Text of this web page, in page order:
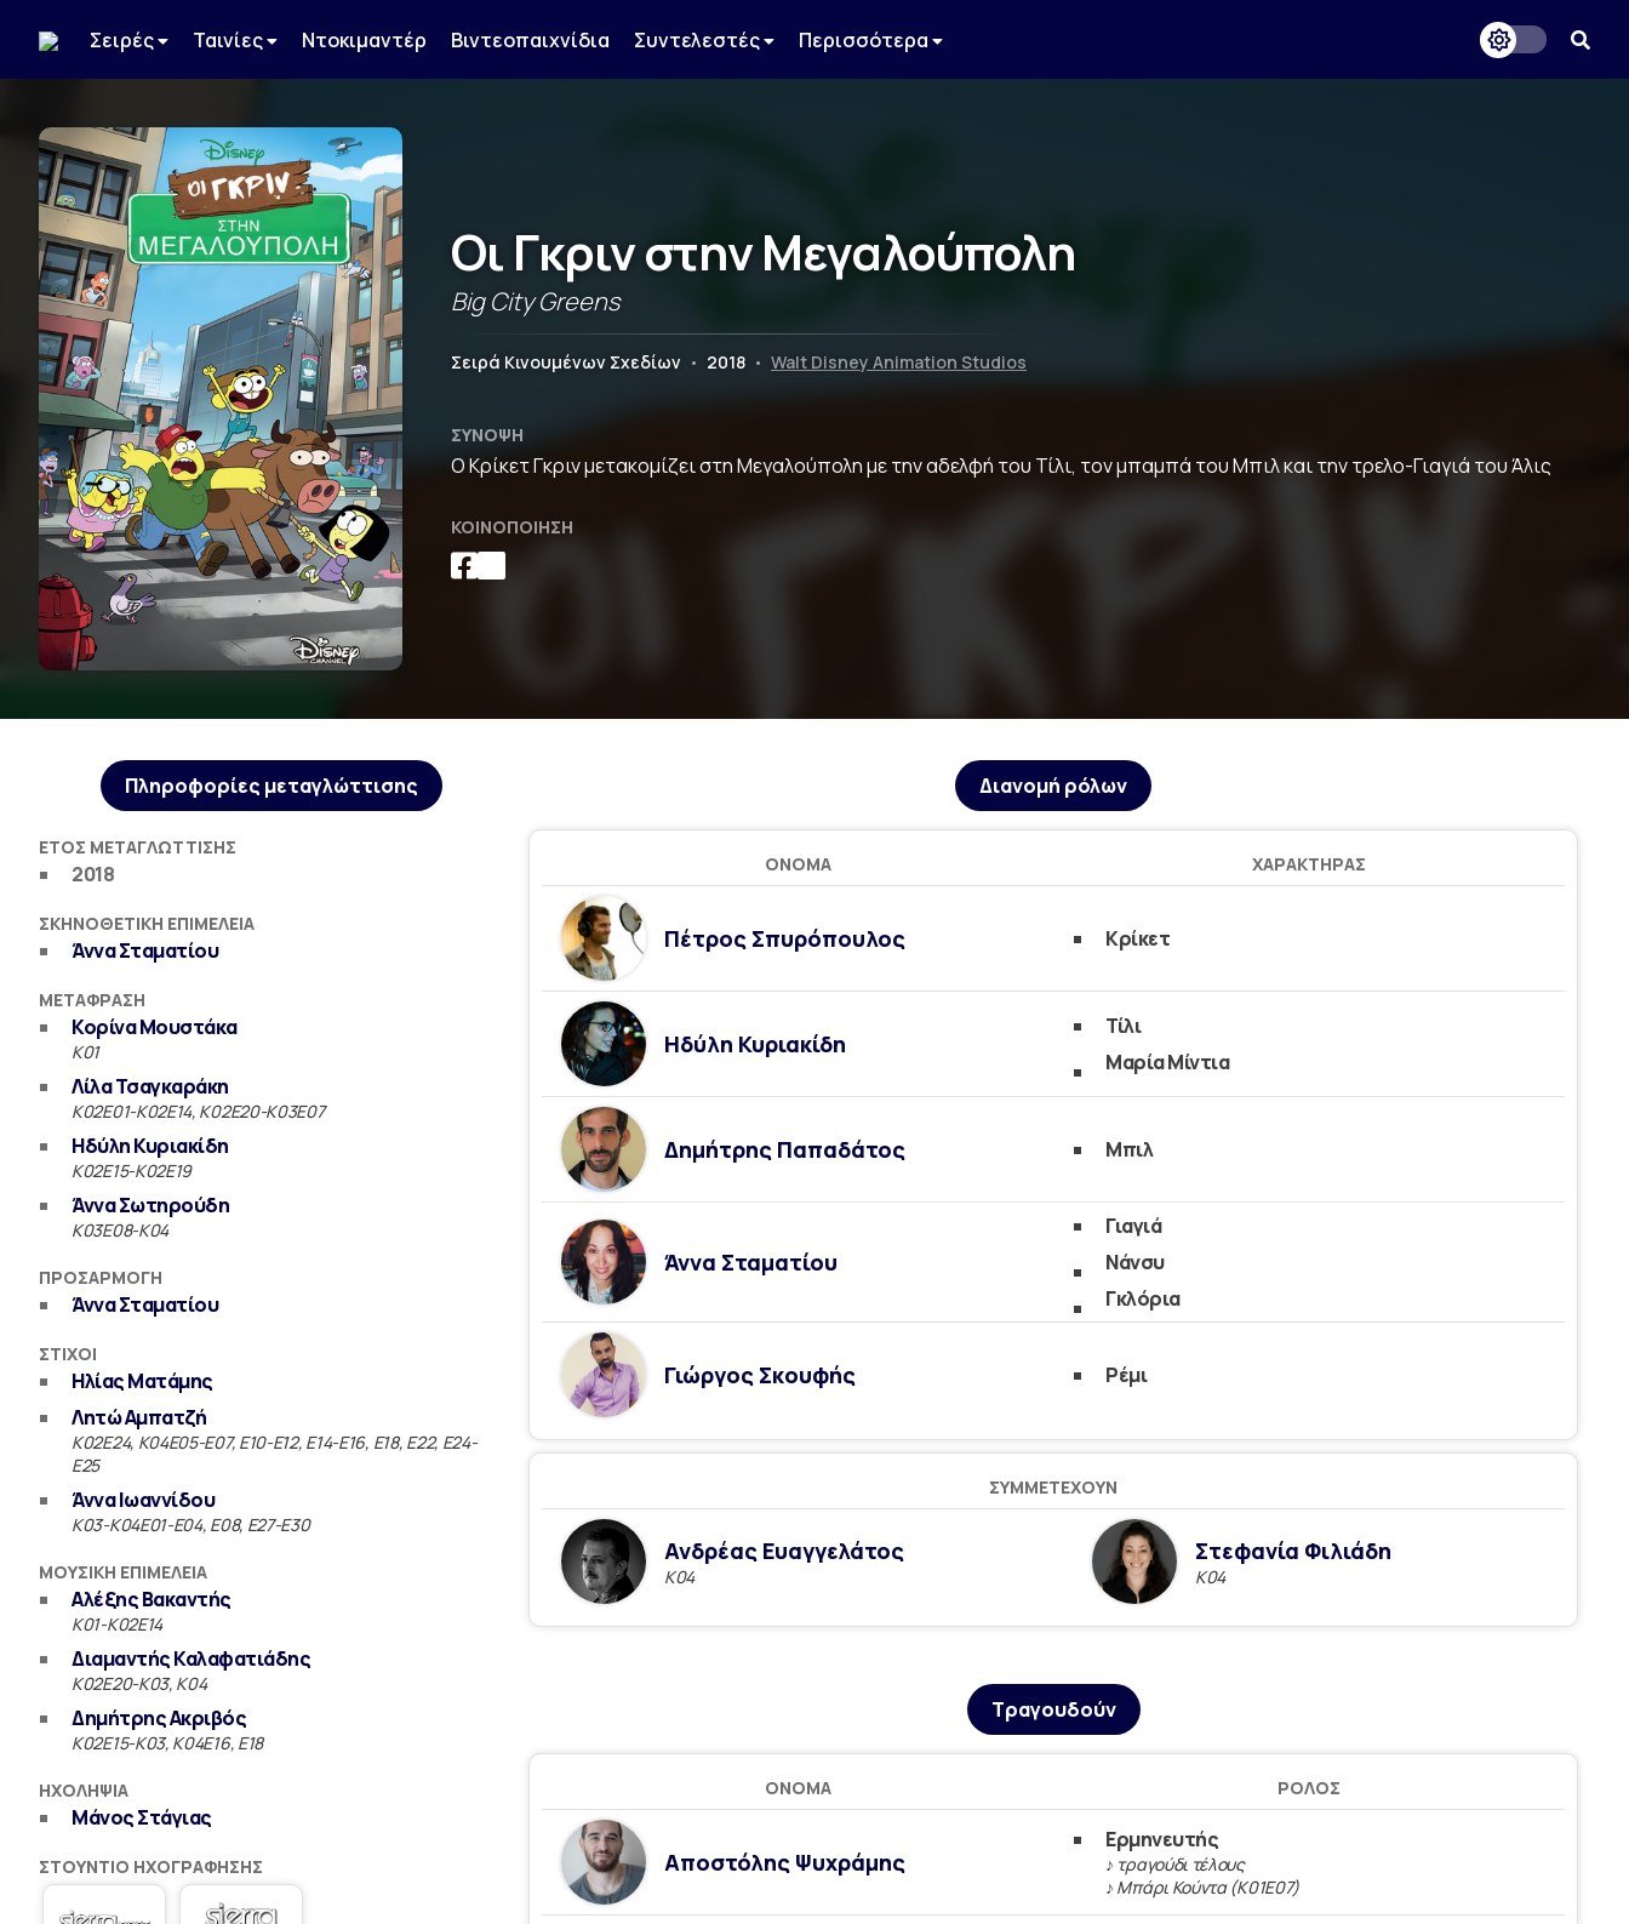
Σειρές Ταινίες Ντοκιμαντέρ Βιντεοπαιχνίδια Συντελεστές Περισσότερα
Οι Γκριν στην Μεγαλούπολη
Big City Greens
Σειρά Κινουμένων Σχεδίων • 2018 • Walt Disney Animation Studios
ΣΎΝΟΨΗ
Ο Κρίκετ Γκριν μετακομίζει στη Μεγαλούπολη με την αδελφή του Τίλι, τον μπαμπά του Μπιλ και την τρελο-Γιαγιά του Άλις
ΚΟΙΝΟΠΟΊΗΣΗ
Πληροφορίες μεταγλώττισης
ΈΤΟΣ ΜΕΤΑΓΛΏΤΤΙΣΗΣ
2018
ΣΚΗΝΟΘΕΤΙΚΉ ΕΠΙΜΈΛΕΙΑ
Άννα Σταματίου
ΜΕΤΆΦΡΑΣΗ
Κορίνα Μουστάκα
Κ01
Λίλα Τσαγκαράκη
Κ02Ε01-Κ02Ε14, Κ02Ε20-Κ03Ε07
Ηδύλη Κυριακίδη
Κ02Ε15-Κ02Ε19
Άννα Σωτηρούδη
Κ03Ε08-Κ04
ΠΡΟΣΑΡΜΟΓΉ
Άννα Σταματίου
ΣΤΊΧΟΙ
Ηλίας Ματάμης
Λητώ Αμπατζή
Κ02Ε24, Κ04Ε05-E07, E10-E12, E14-Ε16, Ε18, E22, Ε24-
Ε25
Άννα Ιωαννίδου
Κ03-K04E01-E04, E08, E27-E30
ΜΟΥΣΙΚΉ ΕΠΙΜΈΛΕΙΑ
Αλέξης Βακαντής
Κ01-Κ02Ε14
Διαμαντής Καλαφατιάδης
Κ02Ε20-Κ03, Κ04
Δημήτρης Ακριβός
Κ02Ε15-Κ03, Κ04Ε16, Ε18
ΗΧΟΛΗΨΊΑ
Μάνος Στάγιας
ΣΤΟΎΝΤΙΟ ΗΧΟΓΡΆΦΗΣΗΣ
Διανομή ρόλων
ΌΝΟΜΑ ΧΑΡΑΚΤΉΡΑΣ
Πέτρος Σπυρόπουλος Κρίκετ
Ηδύλη Κυριακίδη
Τίλι
Μαρία Μίντια
Δημήτρης Παπαδάτος Μπιλ
Άννα Σταματίου
Γιαγιά
Νάνσυ
Γκλόρια
Γιώργος Σκουφής Ρέμι
ΣΥΜΜΕΤΈΧΟΥΝ
Ανδρέας Ευαγγελάτος
Κ04
Στεφανία Φιλιάδη
Κ04
Τραγουδούν
ΌΝΟΜΑ ΡΌΛΟΣ
Αποστόλης Ψυχράμης
Ερμηνευτής
♪ τραγούδι τέλους
♪ Μπάρι Κούντα (Κ01Ε07)